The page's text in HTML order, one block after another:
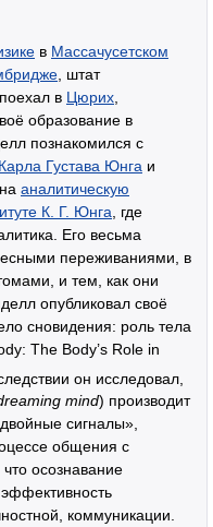
в Массачусетском
, штат
в Цюрих
образование в
познакомился с
Карла Густава Юнга и
аналитическую
К. Г. Юнга , где
Его весьма
переживаниями, в
и тем, как они
опубликовал своё
сновидения: роль тела
The Body’s Role in
он исследовал,
mind) производит
сигналы»,
общения с
осознавание
коммуникации.